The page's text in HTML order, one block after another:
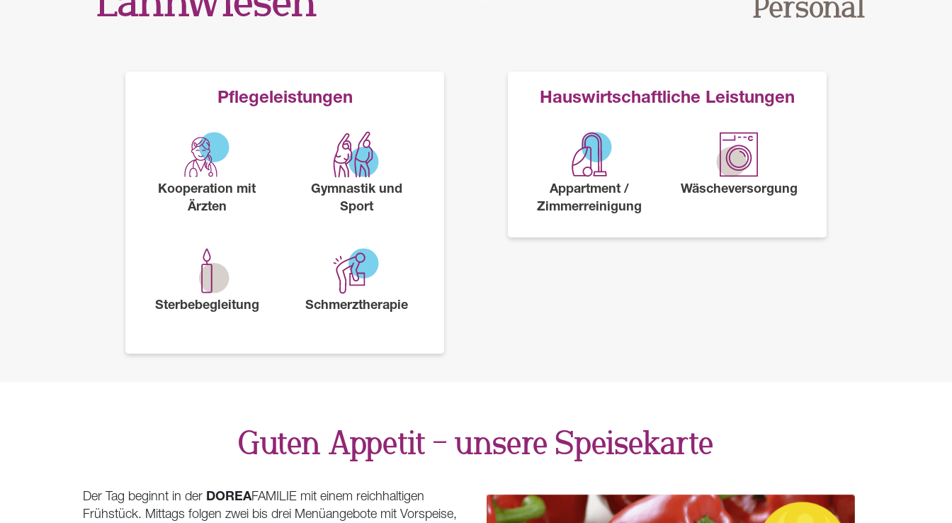
Pflegeleistungen
Kooperation mit
Ärzten
Gymnastik und
Sport
Sterbebegleitung Schmerztherapie
Hauswirtschaftliche Leistungen
Appartment /
Zimmerreinigung
Wäscheversorgung
Guten Appetit – unsere Speisekarte
Der Tag beginnt in der DOREAFAMILIE mit einem reichhaltigen
Frühstück. Mittags folgen zwei bis drei Menüangebote mit Vorspeise,